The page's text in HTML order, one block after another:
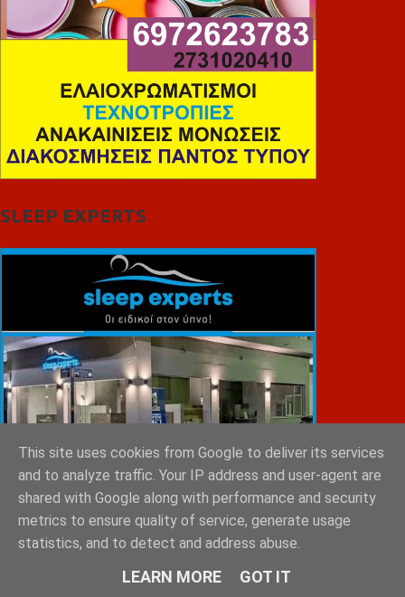
SLEEP EXPERTS
This site uses cookies from Google to deliver its services
and to analyze traffic. Your IP address and user-agent are
shared with Google along with performance and security
metrics to ensure quality of service, generate usage
statistics, and to detect and address abuse.
LEARN MORE GOT IT